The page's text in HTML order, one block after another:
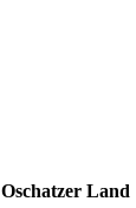
Land